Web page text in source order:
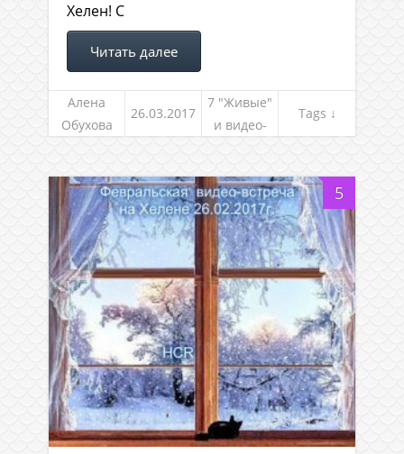
Хелен! С
Читать далее
Алена
Обухова
26.03.2017
7 "Живые"
и видео-
Tags ↓
5